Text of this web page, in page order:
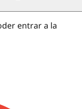
entrar a la